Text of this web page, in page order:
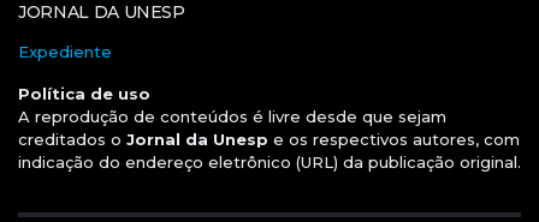
JORNAL DA UNESP
Expediente
Política de uso
A reprodução de conteúdos é livre desde que sejam
creditados o Jornal da Unesp e os respectivos autores, com
indicação do endereço eletrônico (URL) da publicação original.